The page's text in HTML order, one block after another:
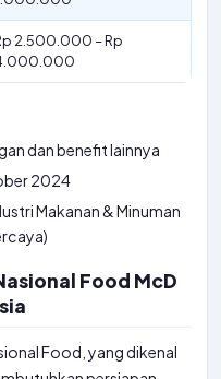
2.500.000 – Rp
dan benefit lainnya
2024
Makanan & Minuman
Food McD
Food, yang dikenal